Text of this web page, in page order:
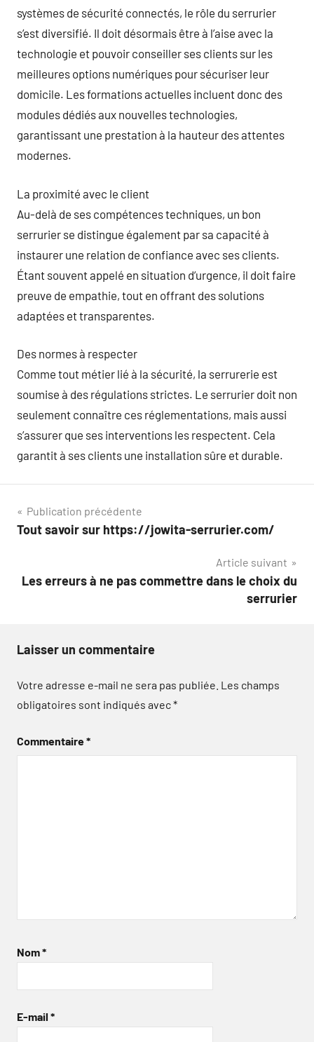
systèmes de sécurité connectés, le rôle du serrurier
s’est diversifié. Il doit désormais être à l’aise avec la
technologie et pouvoir conseiller ses clients sur les
meilleures options numériques pour sécuriser leur
domicile. Les formations actuelles incluent donc des
modules dédiés aux nouvelles technologies,
garantissant une prestation à la hauteur des attentes
modernes.
La proximité avec le client
Au-delà de ses compétences techniques, un bon
serrurier se distingue également par sa capacité à
instaurer une relation de confiance avec ses clients.
Étant souvent appelé en situation d’urgence, il doit faire
preuve de empathie, tout en offrant des solutions
adaptées et transparentes.
Des normes à respecter
Comme tout métier lié à la sécurité, la serrurerie est
soumise à des régulations strictes. Le serrurier doit non
seulement connaître ces réglementations, mais aussi
s’assurer que ses interventions les respectent. Cela
garantit à ses clients une installation sûre et durable.
Navigation
de
Publication précédente
Tout savoir sur https://jowita-serrurier.com/
Article suivant
Les erreurs à ne pas commettre dans le choix du
serrurier
Laisser un commentaire
Votre adresse e-mail ne sera pas publiée. Les champs
obligatoires sont indiqués avec*
Commentaire*
Nom*
E-mail *